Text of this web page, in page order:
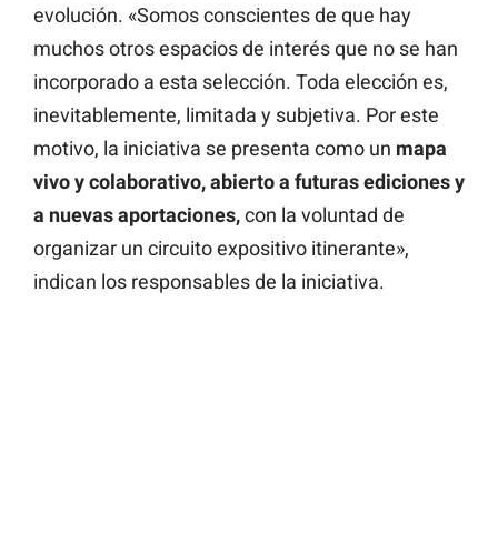
evolución. «Somos conscientes de que hay
muchos otros espacios de interés que no se han
incorporado a esta selección. Toda elección es,
inevitablemente, limitada y subjetiva. Por este
motivo, la iniciativa se presenta como un mapa
vivo y colaborativo, abierto a futuras ediciones y
a nuevas aportaciones,con la voluntad de
organizar un circuito expositivo itinerante»,
indican los responsables de la iniciativa.